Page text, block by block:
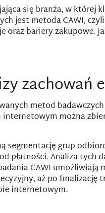
się branża, w
jest metoda CAWI,
bariery zakupowe.
zachowań
metod
można
segmentację grup
płatności. Analiza
CAWI
aż po
internetowym.